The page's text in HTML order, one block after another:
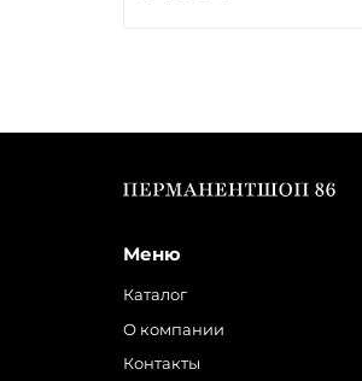
Меню
Каталог
О компании
Контакты